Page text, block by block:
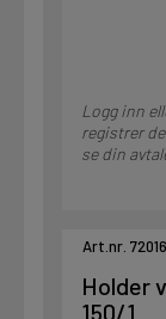
Logg inn
registrer
se din
Art.nr.
Holder
150/1